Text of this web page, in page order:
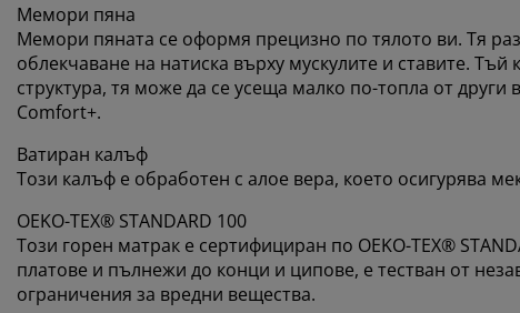
Мемори пяна
Мемори пяната се оформя прецизно по тялото ви. Тя
облекчаване на натиска върху мускулите и ставите.
структура, тя може да се усеща малко по-топла от
Comfort+.
Ватиран калъф
Този калъф е обработен с алое вера, което осигурява
OEKO-TEX® STANDARD 100
Този горен матрак е сертифициран по OEKO-TEX®
платове и пълнежи до конци и ципове, е тестван от
ограничения за вредни вещества.